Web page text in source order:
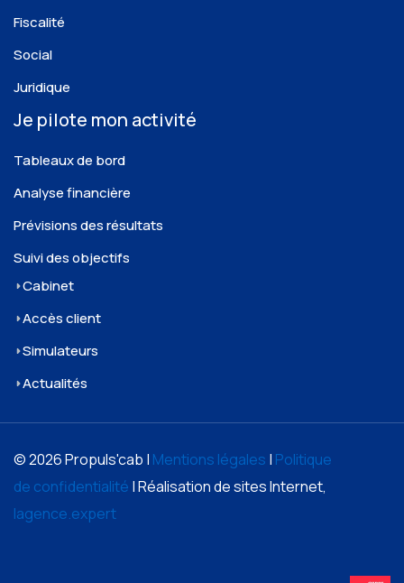
Fiscalité
Social
Juridique
Je pilote mon activité
Tableaux de bord
Analyse financière
Prévisions des résultats
Suivi des objectifs
Cabinet
Accès client
Simulateurs
Actualités
© 2026 Propuls'cab | Mentions légales | Politique
de confidentialité | Réalisation de sites Internet,
lagence.expert